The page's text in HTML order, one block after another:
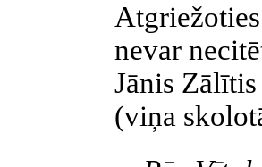
nevar
Jānis
(viņa